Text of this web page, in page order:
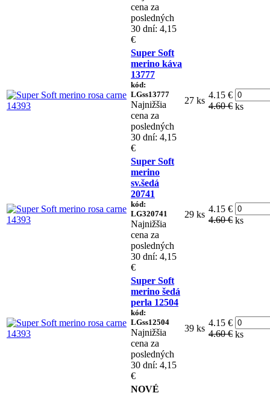
cena za
posledných
30 dní: 4,15
€
Super Soft
merino káva
13777
kód:
LGss13777
Najnižšia
cena za
posledných
30 dní: 4,15
€
27 ks
4.15 €
4.60 € ks
Super Soft
merino
sv.šedá
20741
kód:
LG320741
Najnižšia
cena za
posledných
30 dní: 4,15
€
29 ks
4.15 €
4.60 € ks
Super Soft
merino šedá
perla 12504
kód:
LGss12504
Najnižšia
cena za
posledných
30 dní: 4,15
€
39 ks
4.15 €
4.60 € ks
NOVÉ